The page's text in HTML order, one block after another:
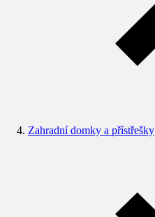
Zahradní domky a přístřešky